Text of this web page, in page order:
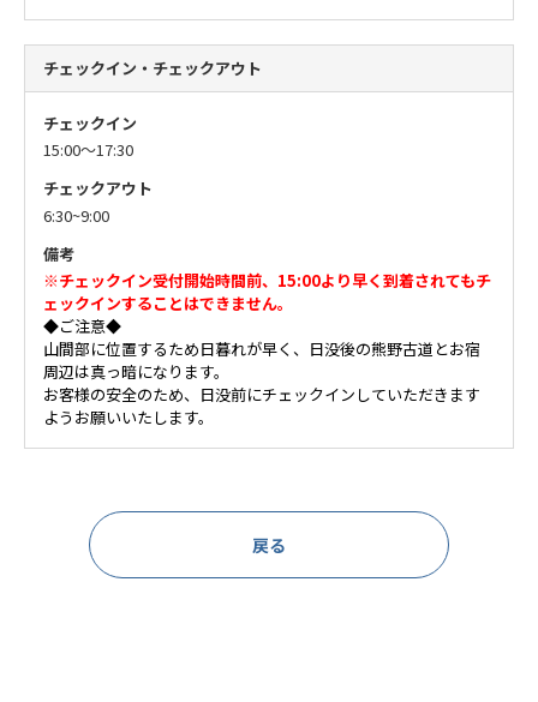
チェックイン・チェックアウト
チェックイン
15:00～17:30
チェックアウト
6:30~9:00
備考
※チェックイン受付開始時間前、15:00より早く到着されてもチ
ェックインすることはできません。
◆ご注意◆
山間部に位置するため日暮れが早く、日没後の熊野古道とお宿
周辺は真っ暗になります。
お客様の安全のため、日没前にチェックインしていただきます
ようお願いいたします。
戻る